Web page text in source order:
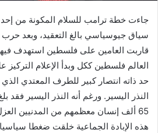
جاءت خطة ترامب للسلام المكونة من
سياق جيوسياسي بالغ التعقيد، وبعد حرب
قاربت العامين على فلسطين استهدف
العالم فلسطين ككل وبدأ الإعلام
حد ذاته انتصار كبير للطرف المعتدي
النذر اليسير. ورغم أنه النذر اليسير فقد
65 ألف إنسان معظمهم من المدنيين
هذه الإبادة الجماعية خلقت ضغطا سياسيا